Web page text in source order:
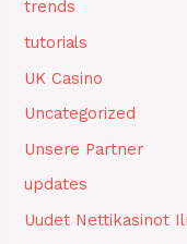
trends
tutorials
UK Casino
Uncategorized
Unsere Partner
updates
Uudet Nettikasinot